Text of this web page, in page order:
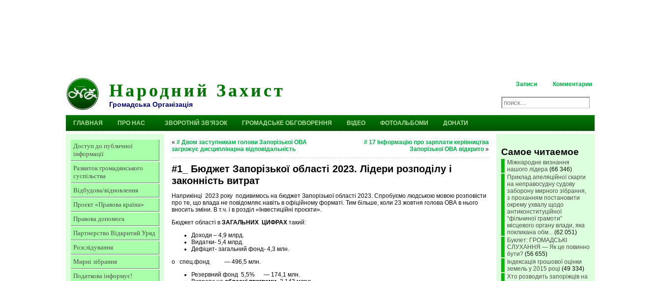
Народний Захист
Громадська Організація
Комментарии
Записи
ГЛАВНАЯ ПРО НАС ЗВОРОТНІЙ ЗВ’ЯЗОК ГРОМАДСЬКЕ ОБГОВОРЕННЯ ВІДЕО ФОТОАЛЬБОМИ ДОНАТИ
Доступ до публичної
інформації
Развиток громадянського
суспільства
Відбудова/відновлення
Проект «Правова країна»
Правова допомога
Партнерство Відкритий Уряд
Розслідування
Мирні зібрання
Податкова інформує!
«# Двом заступникам голови Запорізької ОВА
загрожує дисциплінарна відповідальність
# 17 Інформацію про зарплати керівництва
Запорізької ОВА відкрито »
#1_ Бюджет Запорізької області 2023. Лідери розподілу і
законність витрат
Наприкінці 2023 року подивимось на бюджет Запорізької області 2023. Спробуємо людською мовою розповісти
про те, що влада не повідомляє навіть в офіційному форматі. Тим більше, коли 23 жовтня голова ОВА в нього
вносить зміни. В т.ч. і в розділ «Інвестиційні проєкти».
Бюджет області вЗАГАЛЬНИХ ЦИФРАХ такий:
Доходи – 4,9 млрд.
Видатки- 5,4 млрд.
Дефіцит- загальний фонд- 4,3 млн.
o спец.фонд — 496,5 млн.
Резервний фонд 5,5% — 174,1 млн.
Самое читаемое
Міжнародне визнання
нашого лідера (66 346)
Приклад апеляційної скарги
на неправосудну судову
заборону мирного зібрання,
з проханням постановити
окрему ухвалу щодо
антиконституційної
“фільчиної грамоти”
місцевого органу влади, яка
покликана обм... (62 051)
Буклет: ГРОМАДСЬКІ
СЛУХАННЯ — Як це повинно
бути? (56 655)
Індексація грошової оцінки
земель у 2015 році (49 334)
Хто розводить запоріжців на